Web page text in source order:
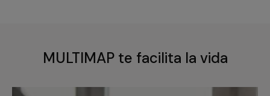
MULTIMAP te facilita la vida